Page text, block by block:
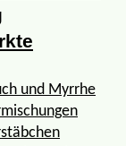
und Myrrhe